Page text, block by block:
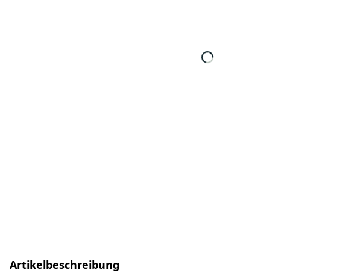
Artikelbeschreibung